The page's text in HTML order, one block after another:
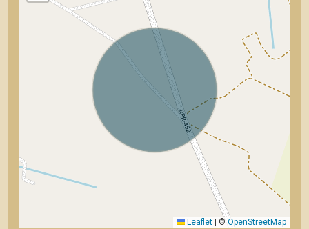
Leaflet | © OpenStreetMap